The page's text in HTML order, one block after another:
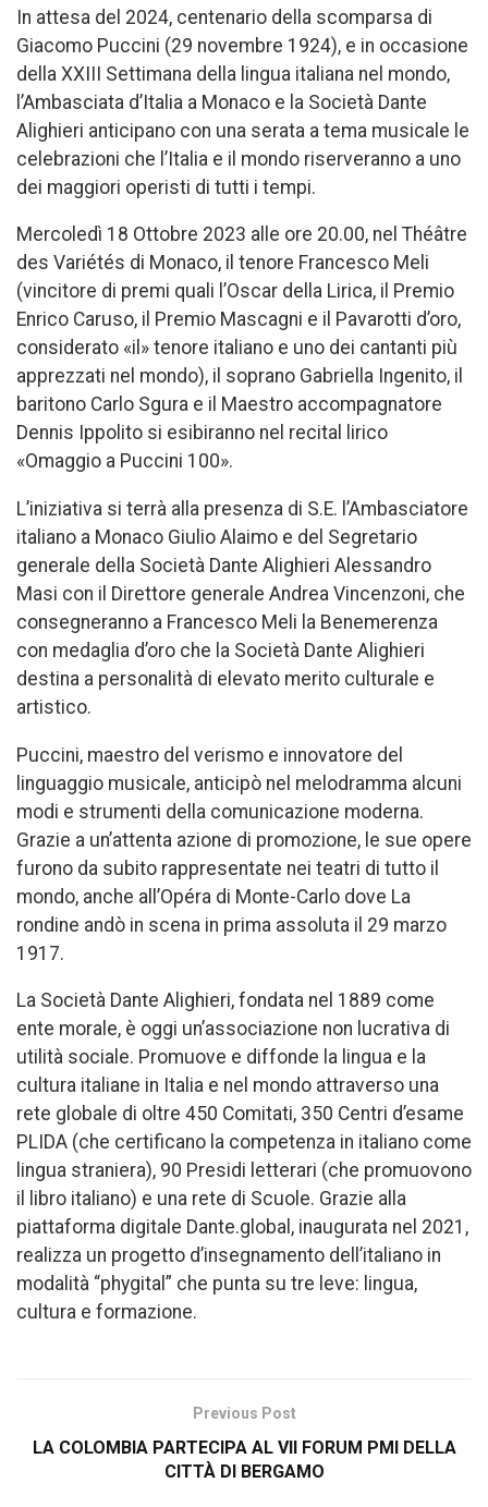
In attesa del 2024, centenario della scomparsa di
Giacomo Puccini (29 novembre 1924), e in occasione
della XXIII Settimana della lingua italiana nel mondo,
l’Ambasciata d’Italia a Monaco e la Società Dante
Alighieri anticipano con una serata a tema musicale le
celebrazioni che l’Italia e il mondo riserveranno a uno
dei maggiori operisti di tutti i tempi.
Mercoledì 18 Ottobre 2023 alle ore 20.00, nel Théâtre
des Variétés di Monaco, il tenore Francesco Meli
(vincitore di premi quali l’Oscar della Lirica, il Premio
Enrico Caruso, il Premio Mascagni e il Pavarotti d’oro,
considerato «il» tenore italiano e uno dei cantanti più
apprezzati nel mondo), il soprano Gabriella Ingenito, il
baritono Carlo Sgura e il Maestro accompagnatore
Dennis Ippolito si esibiranno nel recital lirico
«Omaggio a Puccini 100».
L’iniziativa si terrà alla presenza di S.E. l’Ambasciatore
italiano a Monaco Giulio Alaimo e del Segretario
generale della Società Dante Alighieri Alessandro
Masi con il Direttore generale Andrea Vincenzoni, che
consegneranno a Francesco Meli la Benemerenza
con medaglia d’oro che la Società Dante Alighieri
destina a personalità di elevato merito culturale e
artistico.
Puccini, maestro del verismo e innovatore del
linguaggio musicale, anticipò nel melodramma alcuni
modi e strumenti della comunicazione moderna.
Grazie a un’attenta azione di promozione, le sue opere
furono da subito rappresentate nei teatri di tutto il
mondo, anche all’Opéra di Monte-Carlo dove La
rondine andò in scena in prima assoluta il 29 marzo
1917.
La Società Dante Alighieri, fondata nel 1889 come
ente morale, è oggi un’associazione non lucrativa di
utilità sociale. Promuove e diffonde la lingua e la
cultura italiane in Italia e nel mondo attraverso una
rete globale di oltre 450 Comitati, 350 Centri d’esame
PLIDA (che certificano la competenza in italiano come
lingua straniera), 90 Presidi letterari (che promuovono
il libro italiano) e una rete di Scuole. Grazie alla
piattaforma digitale Dante.global, inaugurata nel 2021,
realizza un progetto d’insegnamento dell’italiano in
modalità “phygital” che punta su tre leve: lingua,
cultura e formazione.
Previous Post
LA COLOMBIA PARTECIPA AL VII FORUM PMI DELLA
CITTÀ DI BERGAMO